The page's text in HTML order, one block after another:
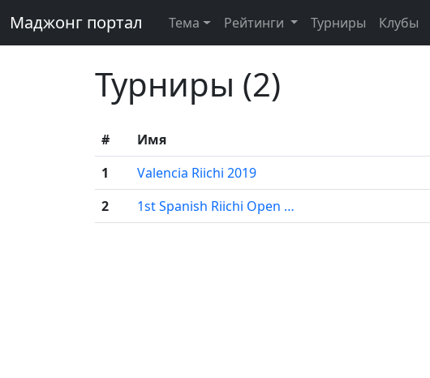
Маджонг портал Тема Рейтинги Турниры Клубы
Турниры (2)
# Имя
1
Valencia Riichi 2019
2
1st Spanish Riichi Open …